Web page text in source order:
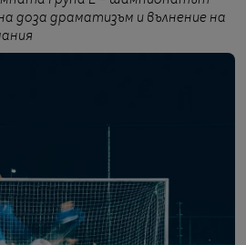
доза драматизъм и вълнение на